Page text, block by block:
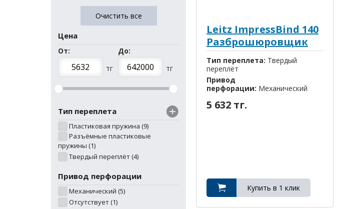
Очистить все
Цена
От: До:
Тип переплета
Пластиковая пружина (9)
Разъёмные пластиковые
пружины (1)
Твердый переплёт (4)
Привод перфорации
Механический (5)
Отсутствует (1)
Leitz ImpressBind 140
Разброшюровщик
Тип переплета: Твердый
переплёт
Привод
перфорации: Механический
5 632 тг.